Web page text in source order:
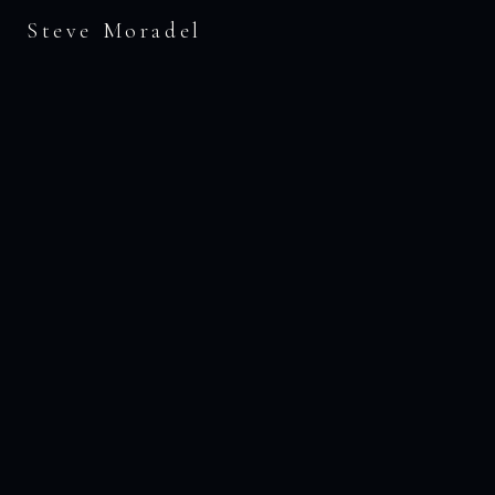
Steve Moradel